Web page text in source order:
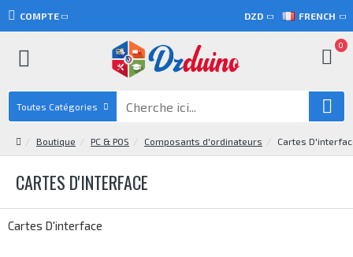
COMPTE DZD FRENCH
0
Toutes Catégories
Boutique PC & POS Composants d'ordinateurs Cartes
CARTES D'INTERFACE
Cartes D'interface